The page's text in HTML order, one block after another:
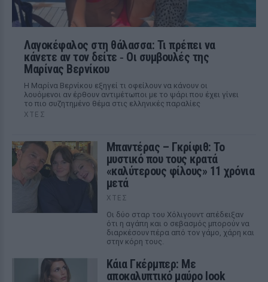
Λαγοκέφαλος στη θάλασσα: Τι πρέπει να
κάνετε αν τον δείτε ‑ Οι συμβουλές της
Μαρίνας Βερνίκου
Η Μαρίνα Βερνίκου εξηγεί τι οφείλουν να κάνουν οι
λουόμενοι αν έρθουν αντιμέτωποι με το ψάρι που έχει γίνει
το πιο συζητημένο θέμα στις ελληνικές παραλίες
ΧΤΕΣ
Μπαντέρας – Γκρίφιθ: Το
μυστικό που τους κρατά
«καλύτερους φίλους» 11 χρόνια
μετά
ΧΤΕΣ
Οι δύο σταρ του Χόλιγουντ απέδειξαν
ότι η αγάπη και ο σεβασμός μπορούν να
διαρκέσουν πέρα από τον γάμο, χάρη και
στην κόρη τους.
Κάια Γκέρμπερ: Με
αποκαλυπτικό μαύρο look